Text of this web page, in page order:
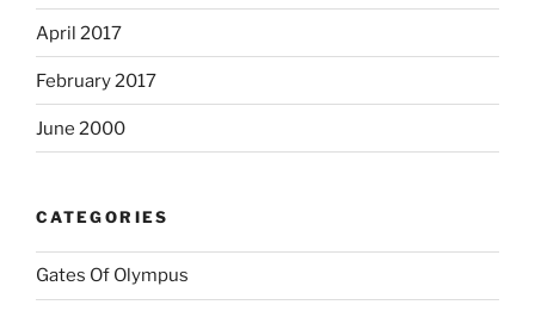
April 2017
February 2017
June 2000
CATEGORIES
Gates Of Olympus